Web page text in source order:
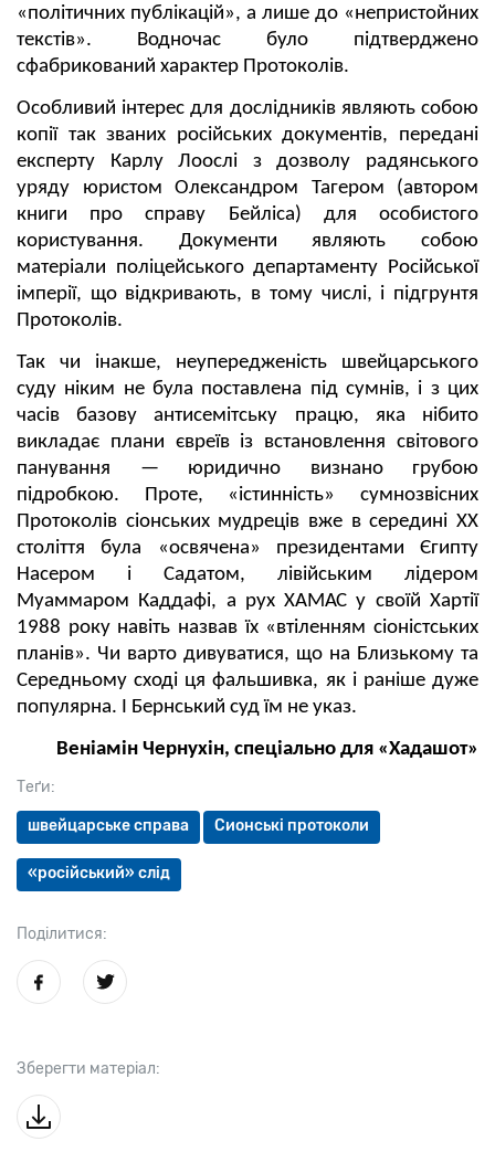
Теґи:
швейцарське справа Сионські протоколи
«російський» слід
Поділитися:
Зберегти матеріал:
«політичних публікацій», а лише до «непристойних
текстів». Водночас було підтверджено
сфабрикований характер Протоколів.
Особливий інтерес для дослідників являють собою
копії так званих російських документів, передані
експерту Карлу Лоослі з дозволу радянського
уряду юристом Олександром Тагером (автором
книги про справу Бейліса) для особистого
користування. Документи являють собою
матеріали поліцейського департаменту Російської
імперії, що відкривають, в тому числі, і підгрунтя
Протоколів.
Так чи інакше, неупередженість швейцарського
суду ніким не була поставлена під сумнів, і з цих
часів базову антисемітську працю, яка нібито
викладає плани євреїв із встановлення світового
панування — юридично визнано грубою
підробкою. Проте, «істинність» сумнозвісних
Протоколів сіонських мудреців вже в середині XX
століття була «освячена» президентами Єгипту
Насером і Садатом, лівійським лідером
Муаммаром Каддафі, а рух ХАМАС у своїй Хартії
1988 року навіть назвав їх «втіленням сіоністських
планів». Чи варто дивуватися, що на Близькому та
Середньому сході ця фальшивка, як і раніше дуже
популярна. І Бернський суд їм не указ.
Веніамін Чернухін, спеціально для «Хадашот»